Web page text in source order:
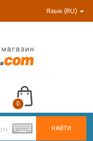
Язык (RU)
НАЙТИ
0